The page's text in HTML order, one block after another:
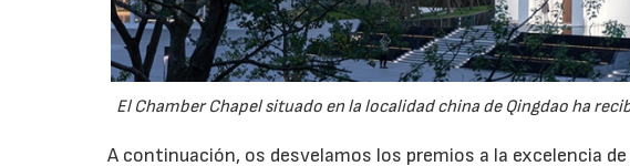
El Chamber Chapel situado en la localidad china de Qingdao ha
A continuación, os desvelamos los premios a la excelencia de